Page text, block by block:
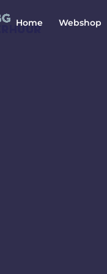
Home Webshop